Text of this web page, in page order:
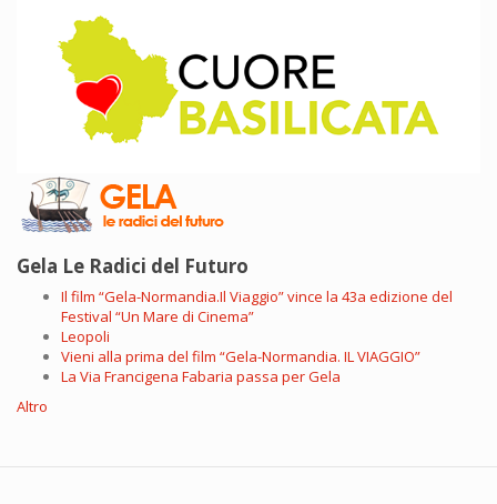
Gela Le Radici del Futuro
Il film “Gela-Normandia.Il Viaggio” vince la 43a edizione del
Festival “Un Mare di Cinema”
Leopoli
Vieni alla prima del film “Gela-Normandia. IL VIAGGIO”
La Via Francigena Fabaria passa per Gela
Altro